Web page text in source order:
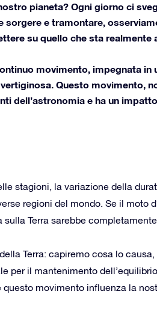
pianeta? Ogni giorno ci
e tramontare,
su quello che sta realmente
movimento, impegnata in
Questo movimento,
dell’astronomia e ha un
stagioni, la variazione della
regioni del mondo. Se il moto
Terra sarebbe
Terra: capiremo cosa lo
per il mantenimento
movimento influenza la